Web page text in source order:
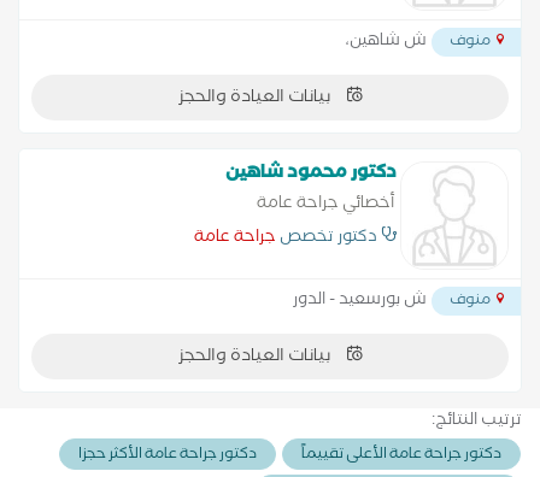
منوف ش شاهين،
بيانات العيادة والحجز
دكتور محمود شاهين
أخصائي جراحة عامة
دكتور تخصص جراحة عامة
منوف ش بورسعيد - الدور
بيانات العيادة والحجز
ترتيب النتائج:
دكتور جراحة عامة الأعلى تقييماً
دكتور جراحة عامة الأكثر حجزا